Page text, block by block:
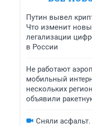
Путин вывел
Что изменит
легализации
в России
Не работают
мобильный
нескольких
объявили
Сняли